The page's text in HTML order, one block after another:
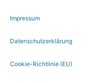
Impressum
Datenschutzerklärung
Cookie-Richtlinie (EU)